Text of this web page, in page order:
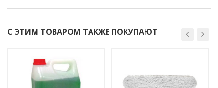
С ЭТИМ ТОВАРОМ ТАКЖЕ ПОКУПАЮТ